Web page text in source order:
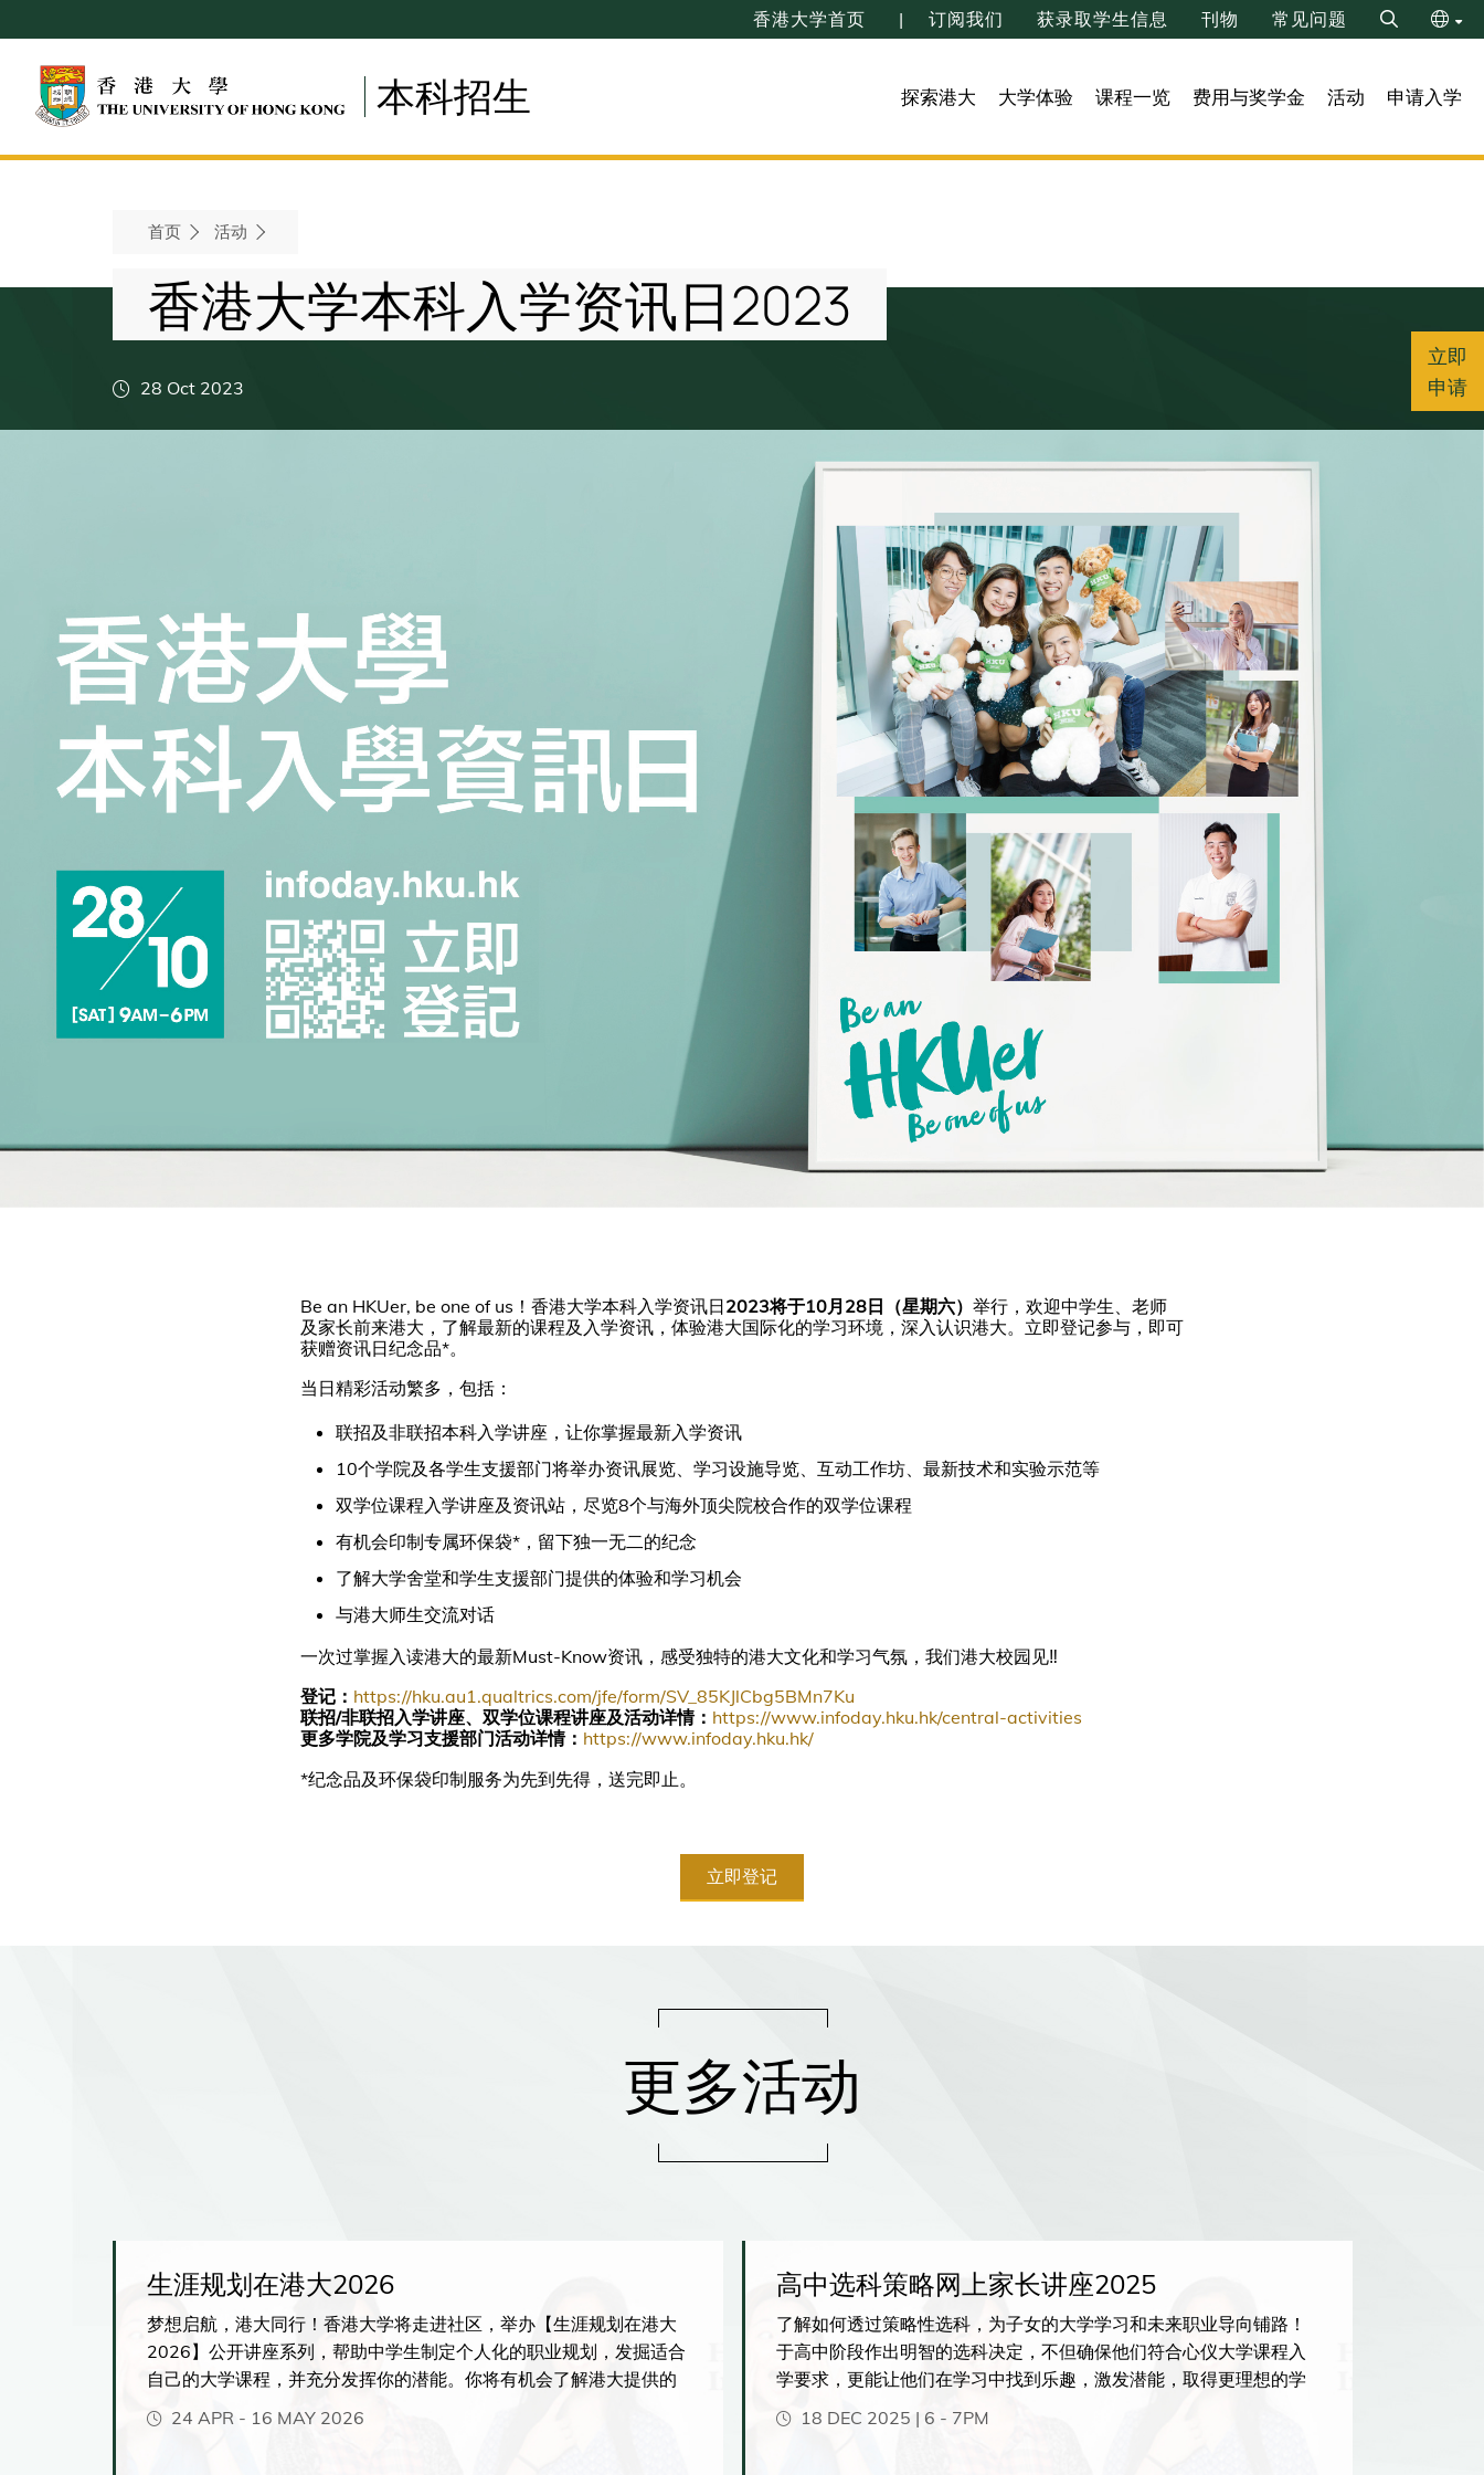
to
main
content
香港大学首页 订阅我们 获录取学生信息 刊物 常见问题
Search
繁
本科招生 探索港大 大学体验 课程一览 费用与奖学金 活动 申请入学
Breadcrumb
首页 活动
香港大学本科入学资讯日2023
28 Oct 2023
Be an HKUer, be one of us！香港大学本科入学资讯日2023将于10月28日（星期六） 举行，欢迎中学生、老师
及家长前来港大，了解最新的课程及入学资讯，体验港大国际化的学习环境，深入认识港大。立即登记参与，即可
获赠资讯日纪念品*。
当日精彩活动繁多，包括：
联招及非联招本科入学讲座，让你掌握最新入学资讯
10个学院及各学生支援部门将举办资讯展览、学习设施导览、互动工作坊、最新技术和实验示范等
双学位课程入学讲座及资讯站，尽览8个与海外顶尖院校合作的双学位课程
有机会印制专属环保袋*，留下独一无二的纪念
了解大学舍堂和学生支援部门提供的体验和学习机会
与港大师生交流对话
一次过掌握入读港大的最新Must-Know资讯，感受独特的港大文化和学习气氛，我们港大校园见‼ ️
登记： https://hku.au1.qualtrics.com/jfe/form/SV_85KJlCbg5BMn7Ku
联招/非联招入学讲座、双学位课程讲座及活动详情： https://www.infoday.hku.hk/central-activities
更多学院及学习支援部门活动详情： https://www.infoday.hku.hk/
*纪念品及环保袋印制服务为先到先得，送完即止。
立即登记
更多活动
生涯规划在港大2026
梦想启航，港大同行！香港大学将走进社区，举办【生涯规划在港大
2026】公开讲座系列，帮助中学生制定个人化的职业规划，发掘适合
自己的大学课程，并充分发挥你的潜能。你将有机会了解港大提供的
各种独特学习体验，包括紧贴市场发展、前沿人工智能相关的创新课
程、弹性多元的主修与副修选择、海外交流与实习机会。
24 APR - 16 MAY 2026
高中选科策略网上家长讲座2025
了解如何透过策略性选科，为子女的大学学习和未来职业导向铺路！
于高中阶段作出明智的选科决定，不但确保他们符合心仪大学课程入
学要求，更能让他们在学习中找到乐趣，激发潜能，取得更理想的学
业表现。
18 DEC 2025 | 6 - 7PM
立即
申请